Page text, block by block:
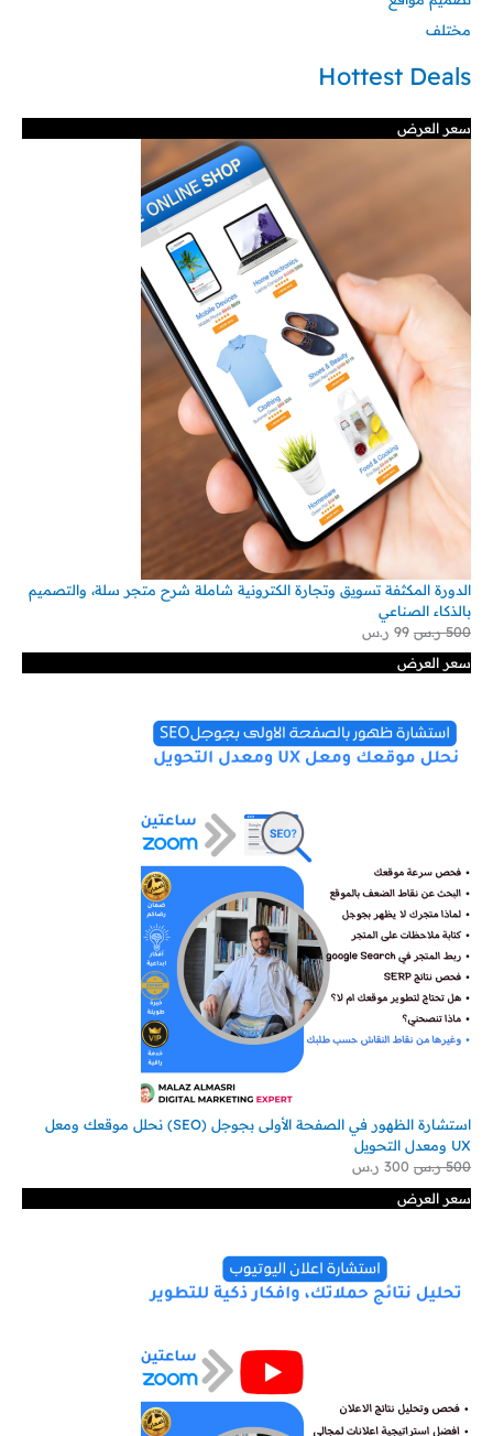
مختلف
Hottest Deals
سعر العرض
الدورة المكثفة تسويق وتجارة الكترونية شاملة شرح متجر سلة، والتصميم
بالذكاء الصناعي
500 ر.س 99 ر.س
سعر العرض
استشارة الظهور في الصفحة الأولى بجوجل (SEO) نحلل موقعك ومعل
UX ومعدل التحويل
500 ر.س 300 ر.س
سعر العرض